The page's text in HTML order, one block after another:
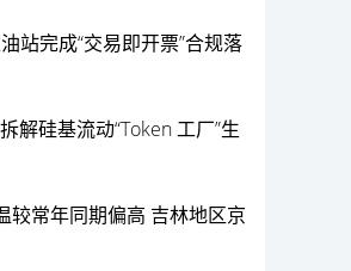
站完成“交易即开票”合规落
解硅基流动“Token 工厂”生
较常年同期偏高 吉林地区京